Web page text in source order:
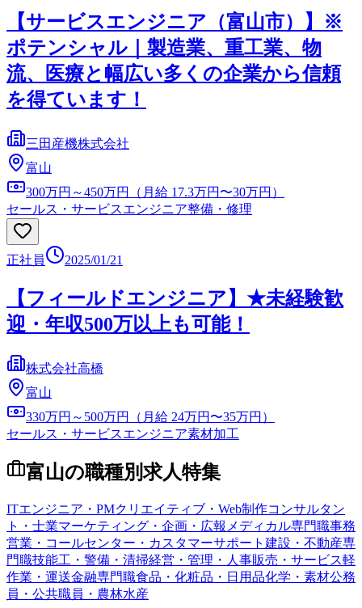
【サービスエンジニア（富山市）】※
ポテンシャル｜製造業、重工業、物
流、医療と幅広い多くの企業から信頼
を得ています！
三田産機株式会社
富山
300万円～450万円（月給 17.3万円〜30万円）
セールス・サービスエンジニア整備・修理
正社員 2025/01/21
【フィールドエンジニア】★未経験歓
迎・年収500万以上も可能！
株式会社高橋
富山
330万円～500万円（月給 24万円〜35万円）
セールス・サービスエンジニア素材加工
富山の職種別求人特集
ITエンジニア・PMクリエイティブ・Web制作コンサルタン
ト・士業マーケティング・企画・広報 メディカル専門職事務
営業・コールセンター・カスタマーサポート 建設・不動産専
門職技能工・警備・清掃経営・管理・人事販売・サービス軽
作業・運送金融専門職食品・化粧品・日用品化学・素材公務
員・公共職員・農林水産